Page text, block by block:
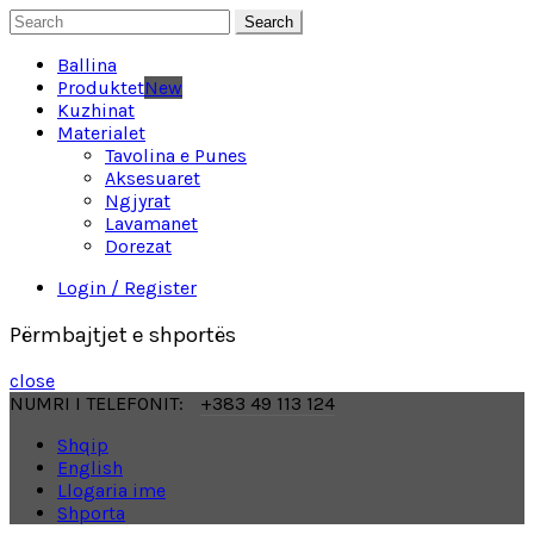
Search
Ballina
ProduktetNew
Kuzhinat
Materialet
Tavolina e Punes
Aksesuaret
Ngjyrat
Lavamanet
Dorezat
Login / Register
Përmbajtjet e shportës
close
NUMRI I TELEFONIT:
+383 49 113 124
Shqip
English
Llogaria ime
Shporta